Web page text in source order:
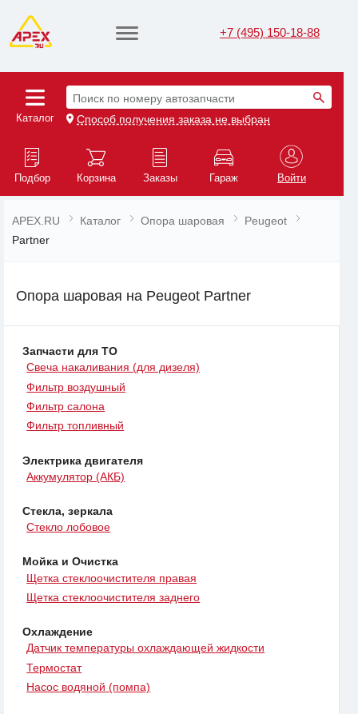
+7 (495) 150-18-88
Каталог
Поиск по номеру автозапчасти
Способ получения заказа не выбран
Подбор Корзина Заказы Гараж Войти
APEX.RU Каталог Опора шаровая
Peugeot
Partner
Опора шаровая на Peugeot Partner
Запчасти для ТО
Свеча накаливания (для дизеля)
Фильтр воздушный
Фильтр салона
Фильтр топливный
Электрика двигателя
Аккумулятор (АКБ)
Стекла, зеркала
Стекло лобовое
Мойка и Очистка
Щетка стеклоочистителя правая
Щетка стеклоочистителя заднего
Охлаждение
Датчик температуры охлаждающей жидкости
Термостат
Насос водяной (помпа)